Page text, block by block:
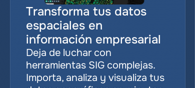
Transforma tus datos
espaciales en
información empresarial
Deja de luchar con
herramientas SIG complejas.
Importa, analiza y visualiza tus